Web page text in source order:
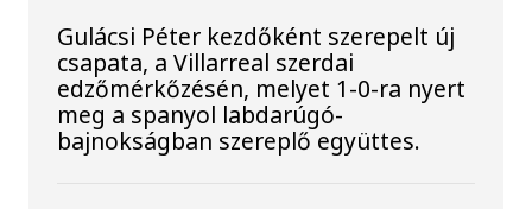
Gulácsi Péter kezdőként szerepelt új
csapata, a Villarreal szerdai
edzőmérkőzésén, melyet 1-0-ra nyert
meg a spanyol labdarúgó-
bajnokságban szereplő együttes.